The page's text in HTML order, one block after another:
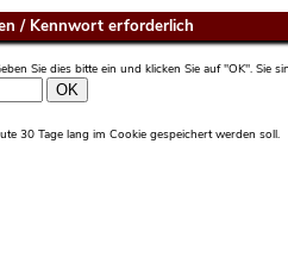
/ Kennwort erforderlich
Sie dies bitte ein und klicken Sie auf "OK". Sie
30 Tage lang im Cookie gespeichert werden soll.